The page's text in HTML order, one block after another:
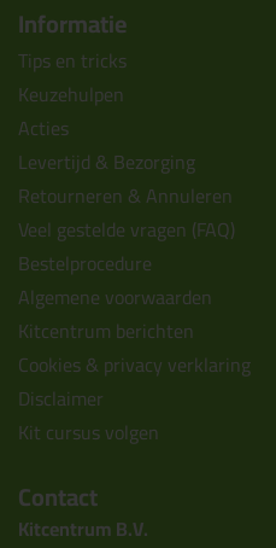
Informatie
Tips en tricks
Keuzehulpen
Acties
Levertijd & Bezorging
Retourneren & Annuleren
Veel gestelde vragen (FAQ)
Bestelprocedure
Algemene voorwaarden
Kitcentrum berichten
Cookies & privacy verklaring
Disclaimer
Kit cursus volgen
Contact
Kitcentrum B.V.